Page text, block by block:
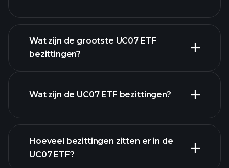
geavanceerde
grafiek
Wat zijn de grootste UC07 ETF
bezittingen?
bezittingen
Wat zijn de UC07 ETF bezittingen?
Hoeveel bezittingen zitten er in de
UC07 ETF?